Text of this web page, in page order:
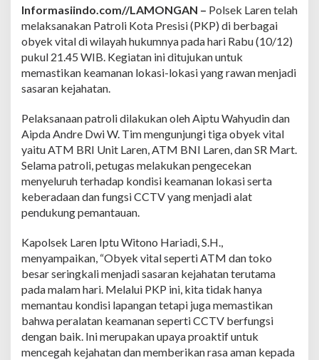
o
l
i
K
o
a
P
e
s
s
i
d
i
O
b
e
k
V
i
t
a
l
,
P
Informasiindo.com//LAMONGAN – Polsek Laren telah
melaksanakan Patroli Kota Presisi (PKP) di berbagai
obyek vital di wilayah hukumnya pada hari Rabu (10/12)
pukul 21.45 WIB. Kegiatan ini ditujukan untuk
memastikan keamanan lokasi-lokasi yang rawan menjadi
sasaran kejahatan.
Pelaksanaan patroli dilakukan oleh Aiptu Wahyudin dan
Aipda Andre Dwi W. Tim mengunjungi tiga obyek vital
yaitu ATM BRI Unit Laren, ATM BNI Laren, dan SR Mart.
Selama patroli, petugas melakukan pengecekan
menyeluruh terhadap kondisi keamanan lokasi serta
keberadaan dan fungsi CCTV yang menjadi alat
pendukung pemantauan.
Kapolsek Laren Iptu Witono Hariadi, S.H.,
menyampaikan, “Obyek vital seperti ATM dan toko
besar seringkali menjadi sasaran kejahatan terutama
pada malam hari. Melalui PKP ini, kita tidak hanya
memantau kondisi lapangan tetapi juga memastikan
bahwa peralatan keamanan seperti CCTV berfungsi
dengan baik. Ini merupakan upaya proaktif untuk
mencegah kejahatan dan memberikan rasa aman kepada